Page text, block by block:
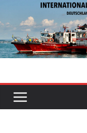
Inhalt
springen